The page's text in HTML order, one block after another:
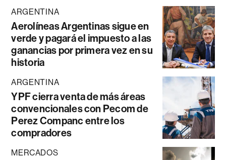
ARGENTINA
Aerolíneas Argentinas sigue en
verde y pagará el impuesto a las
ganancias por primera vez en su
historia
ARGENTINA
YPF cierra venta de más áreas
convencionales con Pecom de
Perez Companc entre los
compradores
MERCADOS